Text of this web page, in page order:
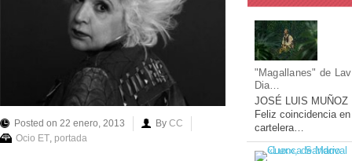
Posted on 22 enero, 2013 By CC
Ocio ET, portada
"Magallanes" de Lav
Dia…
JOSÉ LUIS MUÑOZ
Feliz coincidencia en
cartelera…